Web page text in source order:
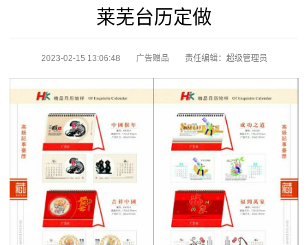
莱芜台历定做
2023-02-15 13:06:48 广告赠品 责任编辑：超级管理员